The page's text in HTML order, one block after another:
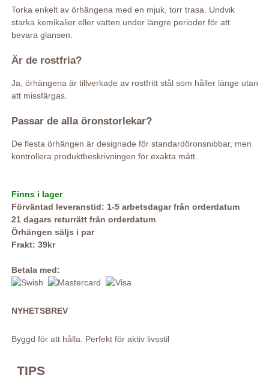
Torka enkelt av örhängena med en mjuk, torr trasa. Undvik
starka kemikalier eller vatten under längre perioder för att
bevara glansen.
Är de rostfria?
Ja, örhängena är tillverkade av rostfritt stål som håller länge utan
att missfärgas.
Passar de alla öronstorlekar?
De flesta örhängen är designade för standardöronsnibbar, men
kontrollera produktbeskrivningen för exakta mått.
Finns i lager
Förväntad leveranstid: 1-5 arbetsdagar från orderdatum
21 dagars returrätt från orderdatum
Örhängen säljs i par
Frakt: 39kr
Betala med:
NYHETSBREV
Byggd för att hålla. Perfekt för aktiv livsstil
TIPS